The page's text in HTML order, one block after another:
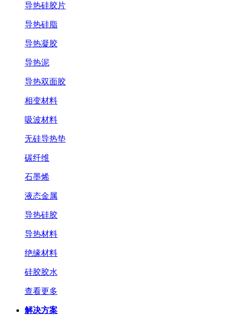
导热硅胶片
导热硅脂
导热凝胶
导热泥
导热双面胶
相变材料
吸波材料
无硅导热垫
碳纤维
石墨烯
液态金属
导热硅胶
导热材料
绝缘材料
硅胶胶水
查看更多
解决方案